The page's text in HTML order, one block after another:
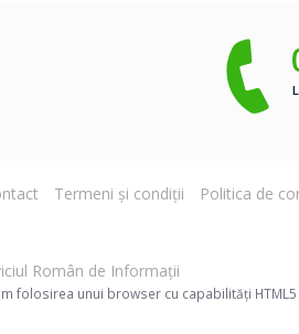
Termeni și condiții Politica de
Român de Informaţii
folosirea unui browser cu capabilități HTML5